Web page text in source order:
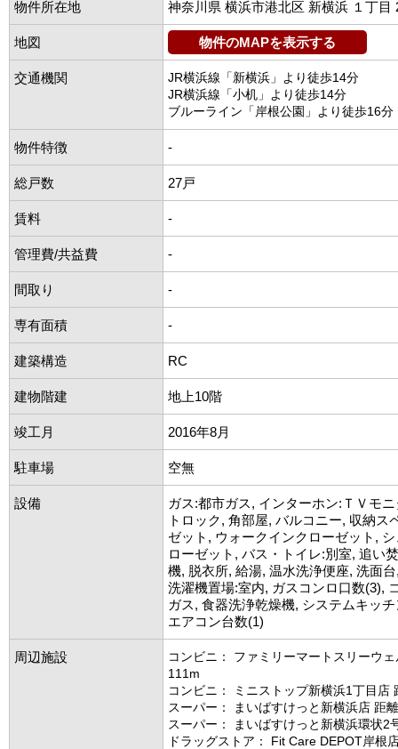
物件所在地 神奈川県 横浜市港北区 新横浜 １丁目
地図 物件のMAPを表示する
交通機関
JR横浜線「新横浜」より徒歩14分
JR横浜線「小机」より徒歩14分
ブルーライン「岸根公園」より徒歩16分
物件特徴 -
総戸数 27戸
賃料 -
管理費/共益費 -
間取り -
専有面積 -
建築構造 RC
建物階建 地上10階
竣工月 2016年8月
駐車場 空無
設備
ガス:都市ガス, インターホン:ＴＶモ
トロック, 角部屋, バルコニー, 収納ス
ゼット, ウォークインクローゼット,
ローゼット, バス・トイレ:別室, 追い
機, 脱衣所, 給湯, 温水洗浄便座, 洗面
洗濯機置場:室内, ガスコンロ口数(3),
ガス, 食器洗浄乾燥機, システムキッ
エアコン台数(1)
周辺施設
コンビニ： ファミリーマートスリーウ
111m
コンビニ： ミニストップ新横浜1丁目店
スーパー： まいばすけっと新横浜店 距
スーパー： まいばすけっと新横浜環状2
ドラッグストア： Fit Care DEPOT岸根